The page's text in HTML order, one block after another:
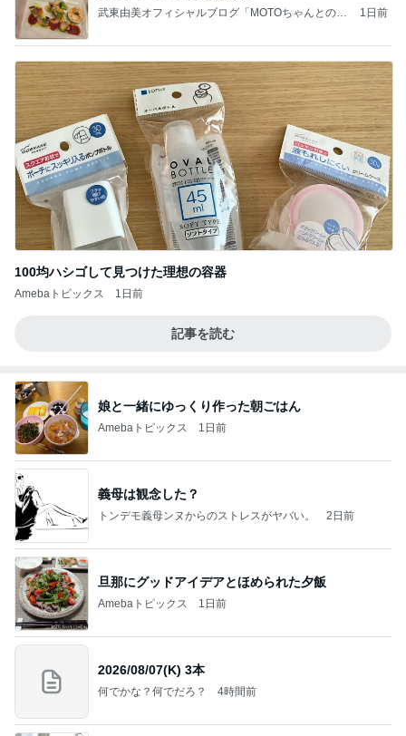
武東由美オフィシャルブログ「MOTOちゃんとのは
1日前
100均ハシゴして見つけた理想の容器
Amebaトピックス 1日前
記事を読む
娘と一緒にゆっくり作った朝ごはん
Amebaトピックス 1日前
義母は観念した？
トンデモ義母ンヌからのストレスがヤバい。 2日前
旦那にグッドアイデアとほめられた夕飯
Amebaトピックス 1日前
2026/08/07(K) 3本
何でかな？何でだろ？ 4時間前